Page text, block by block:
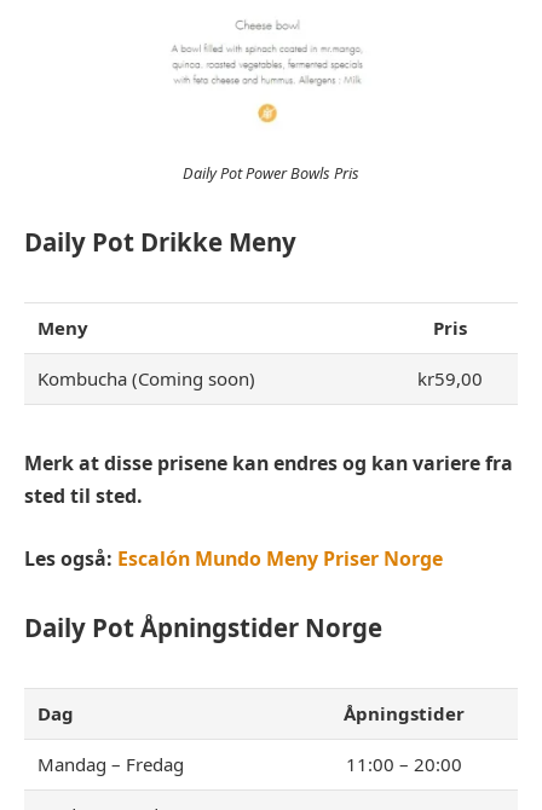
Daily Pot Power Bowls Pris
Daily Pot Drikke Meny
Meny Pris
Kombucha (Coming soon) kr59,00
Merk at disse prisene kan endres og kan variere fra
sted til sted.
Les også: Escalón Mundo Meny Priser Norge
Daily PotÅpningstider Norge
Dag Åpningstider
Mandag – Fredag 11:00 – 20:00